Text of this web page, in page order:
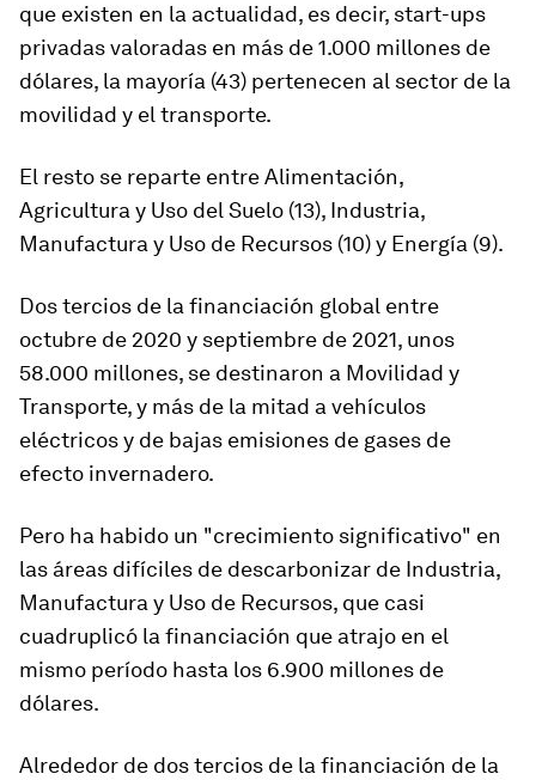
que existen en la actualidad, es decir, start-ups
privadas valoradas en más de 1.000 millones de
dólares, la mayoría (43) pertenecen al sector de la
movilidad y el transporte.
El resto se reparte entre Alimentación,
Agricultura y Uso del Suelo (13), Industria,
Manufactura y Uso de Recursos (10) y Energía (9).
Dos tercios de la financiación global entre
octubre de 2020 y septiembre de 2021, unos
58.000 millones, se destinaron a Movilidad y
Transporte, y más de la mitad a vehículos
eléctricos y de bajas emisiones de gases de
efecto invernadero.
Pero ha habido un "crecimiento significativo" en
las áreas difíciles de descarbonizar de Industria,
Manufactura y Uso de Recursos, que casi
cuadruplicó la financiación que atrajo en el
mismo período hasta los 6.900 millones de
dólares.
Alrededor de dos tercios de la financiación de la